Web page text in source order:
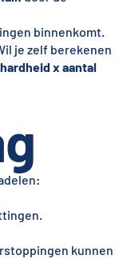
binnenkomt.
je zelf berekenen
hardheid x aantal
kunnen